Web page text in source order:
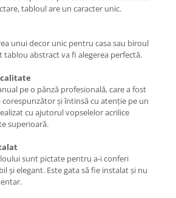
tabloul are un caracter unic.
unui decor unic pentru casa sau biroul
tablou abstract va fi alegerea perfectă.
pe o pânză profesională, care a fost
și întinsă cu atenție pe un
cu ajutorul vopselelor acrilice
superioară.
sunt pictate pentru a-i conferi
și elegant. Este gata să fie instalat și nu